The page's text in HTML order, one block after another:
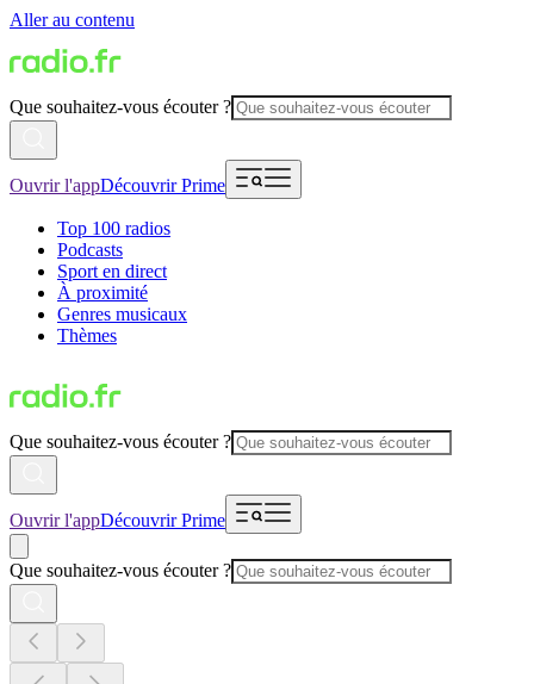
Aller au contenu
Que souhaitez-vous écouter ?
Ouvrir l'appDécouvrir Prime
Top 100 radios
Podcasts
Sport en direct
À proximité
Genres musicaux
Thèmes
Que souhaitez-vous écouter ?
Ouvrir l'appDécouvrir Prime
Que souhaitez-vous écouter ?